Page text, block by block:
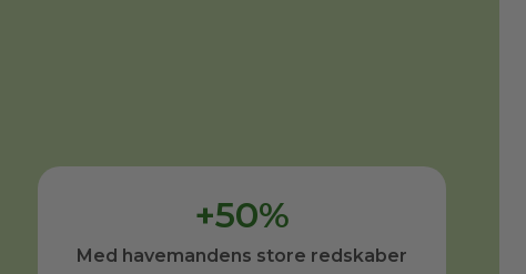
+50%
Med havemandens store redskaber